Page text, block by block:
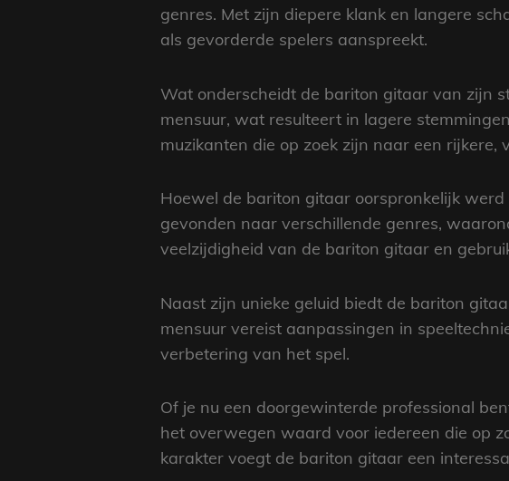
genres. Met zijn diepere klank en langere
als gevorderde spelers aanspreekt.
Wat onderscheidt de bariton gitaar van zijn
mensuur, wat resulteert in lagere
muzikanten die op zoek zijn naar een rijkere,
Hoewel de bariton gitaar oorspronkelijk
gevonden naar verschillende genres,
veelzijdigheid van de bariton gitaar en
Naast zijn unieke geluid biedt de bariton
mensuur vereist aanpassingen in
verbetering van het spel.
Of je nu een doorgewinterde professional
het overwegen waard voor iedereen die op
karakter voegt de bariton gitaar een